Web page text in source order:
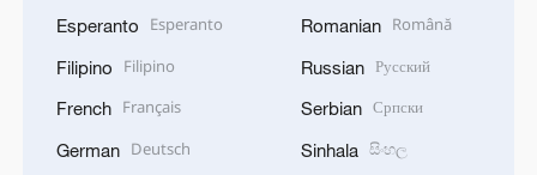
Esperanto Esperanto
Filipino Filipino
French Français
German Deutsch
Romanian Română
Russian Русский
Serbian Српски
Sinhala සිංහල